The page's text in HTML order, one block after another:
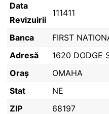
Data
Revizuirii
111411
Banca
FIRST
Adresă
1620 DODGE
Oraș
OMAHA
Stat
NE
ZIP
68197